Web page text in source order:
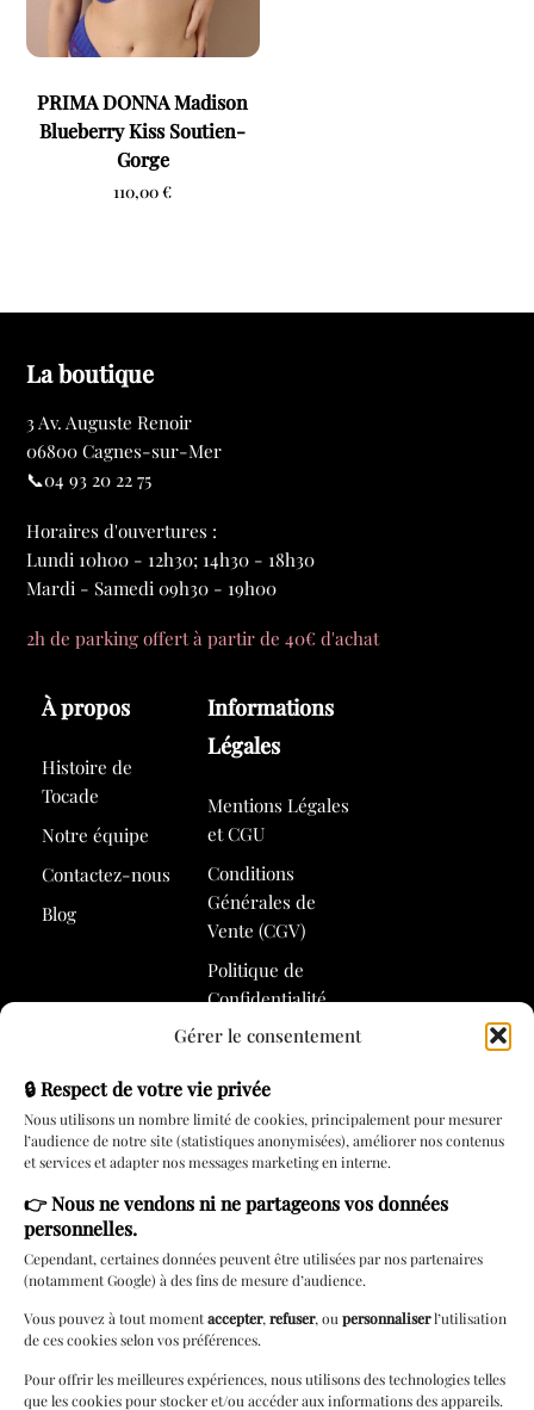
Gérer le consentement
🔒 Respect de votre vie privée
Nous utilisons un nombre limité de cookies, principalement pour mesurer
l’audience de notre site (statistiques anonymisées), améliorer nos contenus
et services et adapter nos messages marketing en interne.
👉Nous ne vendons ni ne partageons vos données
personnelles.
Cependant, certaines données peuvent être utilisées par nos partenaires
(notamment Google) à des fins de mesure d’audience.
Vous pouvez à tout momentaccepter,refuser, oupersonnaliserl’utilisation
de ces cookies selon vos préférences.
Pour offrir les meilleures expériences, nous utilisons des technologies telles
que les cookies pour stocker et/ou accéder aux informations des appareils.
PRIMA DONNA Madison
Blueberry Kiss Soutien-
Gorge
110,00€
La boutique
3 Av. Auguste Renoir
06800 Cagnes-sur-Mer
📞04 93 20 22 75
Horaires d'ouvertures :
Lundi 10h00 - 12h30; 14h30 - 18h30
Mardi - Samedi 09h30 - 19h00
2h de parking offert à partir de 40€ d'achat
À propos
Histoire de
Tocade
Notre équipe
Contactez-nous
Blog
Informations
Légales
Mentions Légales
et CGU
Conditions
Générales de
Vente (CGV)
Politique de
Confidentialité
Politique de
Services
Rendez-vous
Carte cadeau
Lingerie à
domicile
Cérémonie